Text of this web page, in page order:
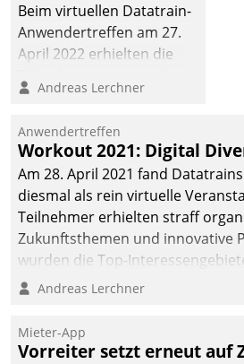
Beim virtuellen Datatrain-
Anwendertreffen am 27.
April 2022 erhielten die
Teilnehmer kurzweilige
Cloud-Strategien und -
Lösungen mit hohem
Zukunftspotenzial.
Andreas Lerchner
Anwendertreffen
Workout 2021: Digital
Am 28. April 2021 fand
diesmal als rein virtuelle
Teilnehmer erhielten straff
Zukunftsthemen und innovative
wurden die Top-
Andreas Lerchner
Mieter-App
Vorreiter setzt erneut auf